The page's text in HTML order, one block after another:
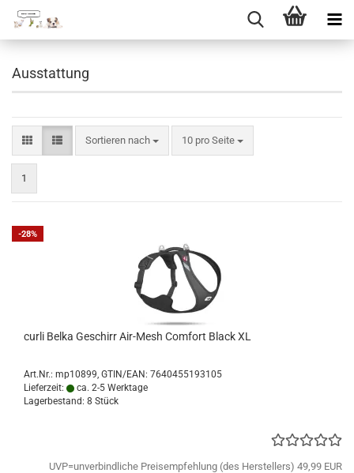
Hauptinhalt
Ausstattung
Sortieren nach
Sortieren nach 10 pro Seite
pro Seite
1
-28%
curli Belka Geschirr Air-Mesh Comfort Black XL
Art.Nr.: mp10899 GTIN/EAN: 7640455193105
Lieferzeit:
ca. 2-5 Werktage
Lagerbestand: 8 Stück
UVP=unverbindliche Preisempfehlung (des Herstellers) 49,99 EUR